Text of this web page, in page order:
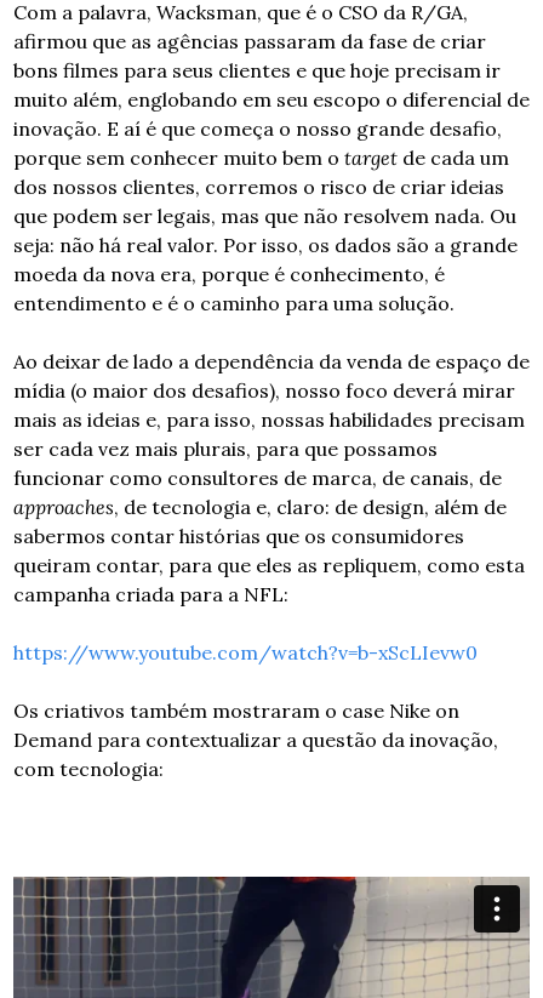
Com a palavra, Wacksman, que é o CSO da R/GA,
afirmou que as agências passaram da fase de criar
bons filmes para seus clientes e que hoje precisam ir
muito além, englobando em seu escopo o diferencial de
inovação. E aí é que começa o nosso grande desafio,
porque sem conhecer muito bem o target de cada um
dos nossos clientes, corremos o risco de criar ideias
que podem ser legais, mas que não resolvem nada. Ou
seja: não há real valor. Por isso, os dados são a grande
moeda da nova era, porque é conhecimento, é
entendimento e é o caminho para uma solução.
Ao deixar de lado a dependência da venda de espaço de
mídia (o maior dos desafios), nosso foco deverá mirar
mais as ideias e, para isso, nossas habilidades precisam
ser cada vez mais plurais, para que possamos
approaches, de tecnologia e, claro: de design, além de
sabermos contar histórias que os consumidores
queiram contar, para que eles as repliquem, como esta
campanha criada para a NFL:
https://www.youtube.com/watch?v=b-xScLIevw0
Os criativos também mostraram o case Nike on
Demand para contextualizar a questão da inovação,
com tecnologia: